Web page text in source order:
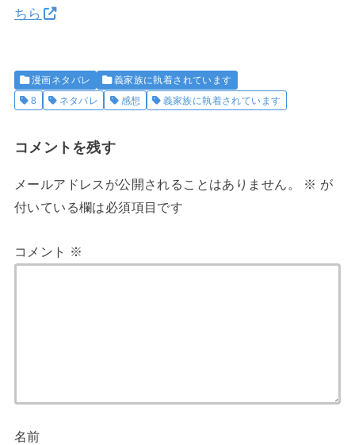
ちら
漫画ネタバレ
義家族に執着されています
8
ネタバレ 感想 義家族に執着されています
コメントを残す
メールアドレスが公開されることはありません。 ※ が
付いている欄は必須項目です
コメント ※
名前